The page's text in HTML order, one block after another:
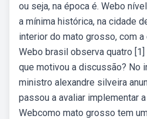
ou seja, na época é. Webo
a mínima histórica, na cidade
interior do mato grosso, com
Webo brasil observa quatro
que motivou a discussão? No
ministro alexandre silveira
passou a avaliar implementar
Webcomo mato grosso tem